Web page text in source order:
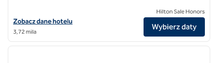
Zobacz szczegóły hotelu Hilton London Kensington
Zobacz dane hotelu
3,72 mila
Hilton Sale Honors
Wybierz daty
1/12
1 z 12